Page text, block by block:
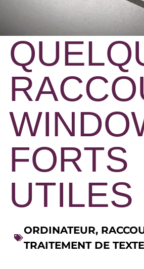
FORTS
UTILES
ORDINATEUR,
TRAITEMENT DE TEXTE